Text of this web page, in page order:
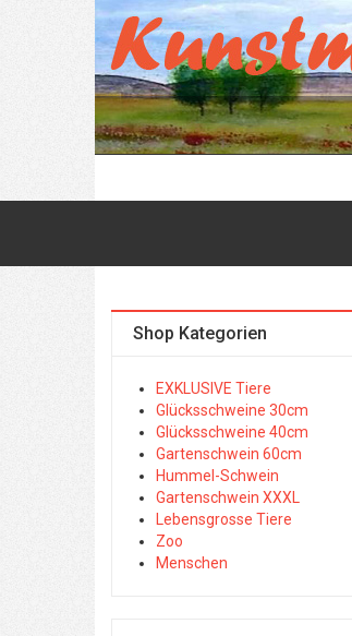
Shop Kategorien
EXKLUSIVE Tiere
Glücksschweine 30cm
Glücksschweine 40cm
Gartenschwein 60cm
Hummel-Schwein
Gartenschwein XXXL
Lebensgrosse Tiere
Zoo
Menschen